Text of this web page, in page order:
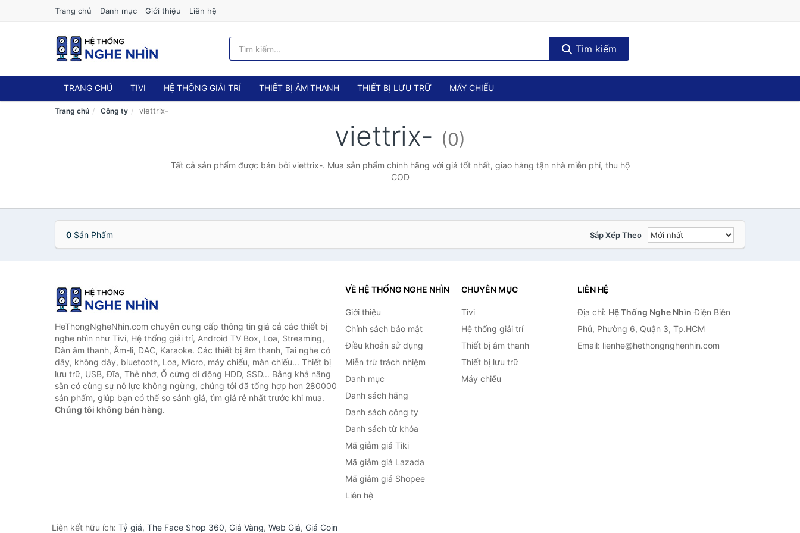
Trang chủ Danh mục Giới thiệu Liên hệ
Tìm kiếm
TRANG CHỦ TIVI HỆ THỐNG GIẢI TRÍ THIẾT BỊ ÂM THANH THIẾT BỊ LƯU TRỮ MÁY CHIẾU
Trang chủ Công ty viettrix-
viettrix- (0)
Tất cả sản phẩm được bán bởi viettrix-. Mua sản phẩm chính hãng với giá tốt nhất, giao hàng tận nhà miễn phí, thu hộ
COD
0 Sản Phẩm Sắp Xếp Theo
HeThongNgheNhin.com chuyên cung cấp thông tin giá cả các thiết bị
nghe nhìn như Tivi, Hệ thống giải trí, Android TV Box, Loa, Streaming,
Dàn âm thanh, Âm-li, DAC, Karaoke. Các thiết bị âm thanh, Tai nghe có
dây, không dây, bluetooth, Loa, Micro, máy chiếu, màn chiếu... Thiết bị
lưu trữ, USB, Đĩa, Thẻ nhớ, Ổ cứng di động HDD, SSD... Bằng khả năng
sẵn có cùng sự nỗ lực không ngừng, chúng tôi đã tổng hợp hơn 280000
sản phẩm, giúp bạn có thể so sánh giá, tìm giá rẻ nhất trước khi mua.
Chúng tôi không bán hàng.
VỀ HỆ THỐNG NGHE NHÌN
Giới thiệu
Chính sách bảo mật
Điều khoản sử dụng
Miễn trừ trách nhiệm
Danh mục
Danh sách hãng
Danh sách công ty
Danh sách từ khóa
Mã giảm giá Tiki
Mã giảm giá Lazada
Mã giảm giá Shopee
Liên hệ
CHUYÊN MỤC
Tivi
Hệ thống giải trí
Thiết bị âm thanh
Thiết bị lưu trữ
Máy chiếu
LIÊN HỆ
Địa chỉ: Hệ Thống Nghe Nhìn Điện Biên
Phủ, Phường 6, Quận 3, Tp.HCM
Email: lienhe@hethongnghenhin.com
Liên kết hữu ích: Tỷ giá, The Face Shop 360, Giá Vàng, Web Giá, Giá Coin